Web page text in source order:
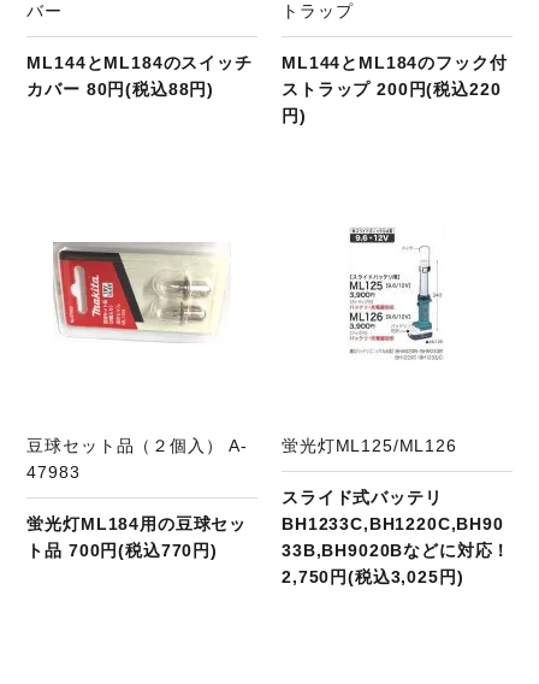
バー
ML144とML184のスイッチ
カバー 80円(税込88円)
トラップ
ML144とML184のフック付
ストラップ 200円(税込220
円)
豆球セット品（２個入） A-
47983
蛍光灯ML184用の豆球セッ
ト品 700円(税込770円)
蛍光灯ML125/ML126
スライド式バッテリ
BH1233C,BH1220C,BH90
33B,BH9020Bなどに対応！
2,750円(税込3,025円)